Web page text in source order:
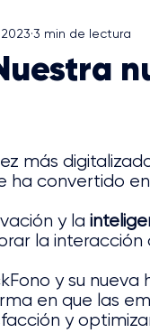
de
3 min de lectura
más
ha convertido
y la
la interacción
y su nueva
en que las
y